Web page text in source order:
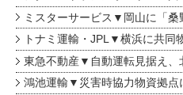
ミスターサービス▼岡山に「桑
トナミ運輸・JPL▼横浜に共同
東急不動産▼自動運転見据え、
鴻池運輸▼災害時協力物資拠点